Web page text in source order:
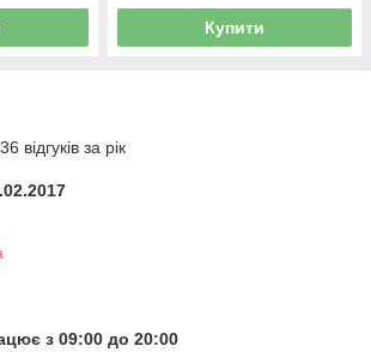
Купити
відгуків за рік
з 09:00 до 20:00